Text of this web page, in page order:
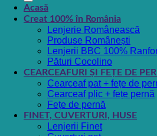
Acasă
Creat 100% în România
Lenjerie Românească
Produse Românești
Lenjerii BBC 100%
Pături Cocolino
CEARCEAFURI ȘI FEȚE DE
Cearceaf pat + fețe de
Cearceaf plic + fețe pernă
Fețe de pernă
FINET, CUVERTURI, HUSE
Lenjerii Finet